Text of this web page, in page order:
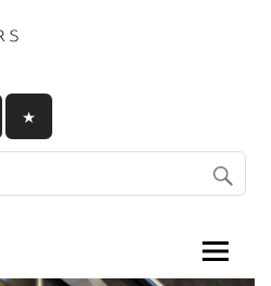
| Cosmetique